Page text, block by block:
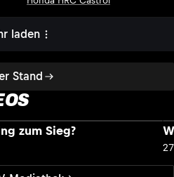
Stand
laden
zum Sieg?